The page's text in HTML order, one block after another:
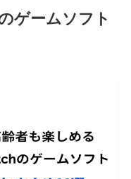
ゲームソフト